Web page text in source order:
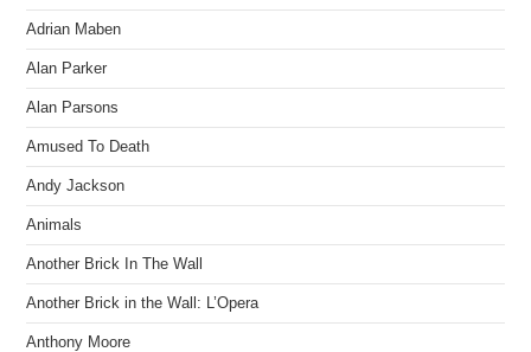
Adrian Maben
Alan Parker
Alan Parsons
Amused To Death
Andy Jackson
Animals
Another Brick In The Wall
Another Brick in the Wall: L’Opera
Anthony Moore